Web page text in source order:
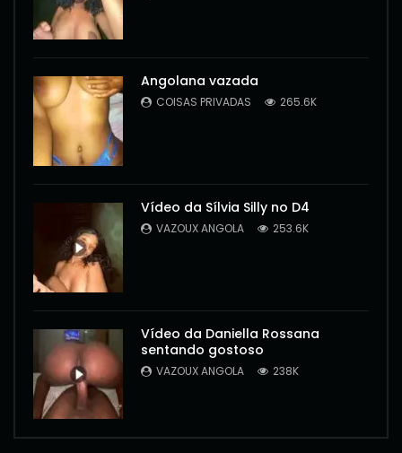
Angolana vazada
COISAS PRIVADAS 265.6K
Vídeo da Sílvia Silly no D4
VAZOUX ANGOLA 253.6K
Vídeo da Daniella Rossana
sentando gostoso
VAZOUX ANGOLA 238K